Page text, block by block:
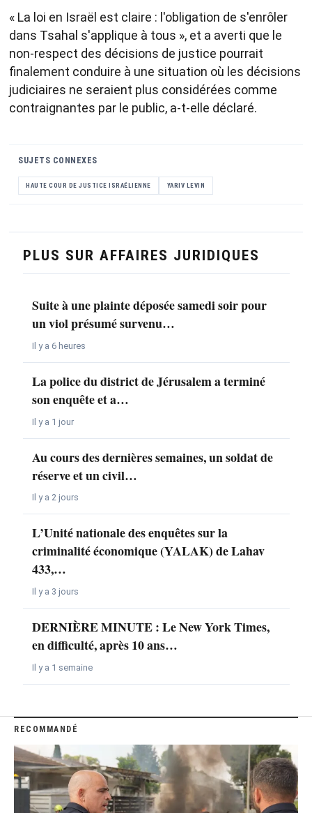
« La loi en Israël est claire : l'obligation de s'enrôler
dans Tsahal s'applique à tous », et a averti que le
non-respect des décisions de justice pourrait
finalement conduire à une situation où les décisions
judiciaires ne seraient plus considérées comme
contraignantes par le public, a-t-elle déclaré.
SUJETS CONNEXES
HAUTE COUR DE JUSTICE ISRAÉLIENNE YARIV LEVIN
PLUS SUR AFFAIRES JURIDIQUES
Suite à une plainte déposée samedi soir pour
un viol présumé survenu…
Il y a 6 heures
La police du district de Jérusalem a terminé
son enquête et a…
Il y a 1 jour
Au cours des dernières semaines, un soldat de
réserve et un civil…
Il y a 2 jours
L’Unité nationale des enquêtes sur la
criminalité économique (YALAK) de Lahav
433,…
Il y a 3 jours
DERNIÈRE MINUTE : Le New York Times,
en difficulté, après 10 ans…
Il y a 1 semaine
RECOMMANDÉ